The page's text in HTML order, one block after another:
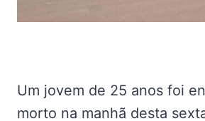
Um jovem de 25 anos foi
morto na manhã desta